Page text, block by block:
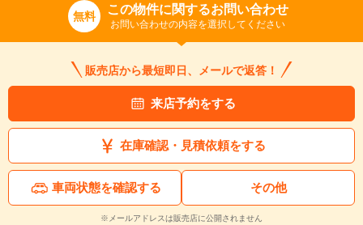
無料 この物件に関するお問い合わせ
お問い合わせの内容を選択してください
販売店から最短即日、メールで返答！
来店予約をする
在庫確認・見積依頼をする
車両状態を確認する その他
※メールアドレスは販売店に公開されません